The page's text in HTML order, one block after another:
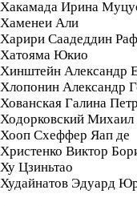
Хакамада Ирина
Хаменеи Али
Харири Саадеддин
Хатояма Юкио
Хинштейн Александр
Хлопонин Александр
Хованская Галина
Ходорковский Михаил
Хооп Схеффер Яап де
Христенко Виктор
Ху Цзиньтао
Худайнатов Эдуард